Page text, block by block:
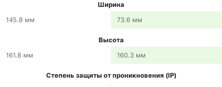
Ширина
145.8 мм
73.6 мм
Высота
161.8 мм
160.3 мм
Степень защиты от проникновения (IP)